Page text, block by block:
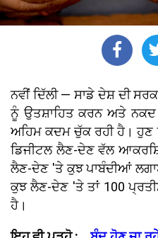
ਨਵੀਂ ਦਿੱਲੀ — ਸਾਡੇ ਦੇਸ਼ ਦੀ
ਨੂੰ ਉਤਸ਼ਾਹਿਤ ਕਰਨ ਅਤੇ
ਅਹਿਮ ਕਦਮ ਚੁੱਕ ਰਹੀ ਹੈ।
ਡਿਜੀਟਲ ਲੈਣ-ਦੇਣ ਵੱਲ
ਲੈਣ-ਦੇਣ 'ਤੇ ਕੁਝ ਪਾਬੰਦੀਆਂ
ਕੁਝ ਲੈਣ-ਦੇਣ 'ਤੇ ਤਾਂ 100
ਹੈ।